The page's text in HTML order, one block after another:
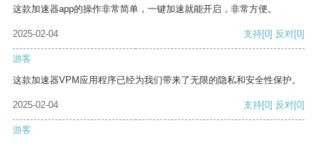
这款加速器app的操作非常简单，一键加速就能开启，非常方便。
2025-02-04 支持[0] 反对[0]
游客
这款加速器VPM应用程序已经为我们带来了无限的隐私和安全性保护。
2025-02-04 支持[0] 反对[0]
游客